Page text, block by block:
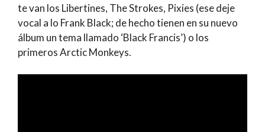
te van los Libertines, The Strokes, Pixies (ese deje
vocal a lo Frank Black; de hecho tienen en su nuevo
álbum un tema llamado ‘Black Francis’) o los
primeros Arctic Monkeys.